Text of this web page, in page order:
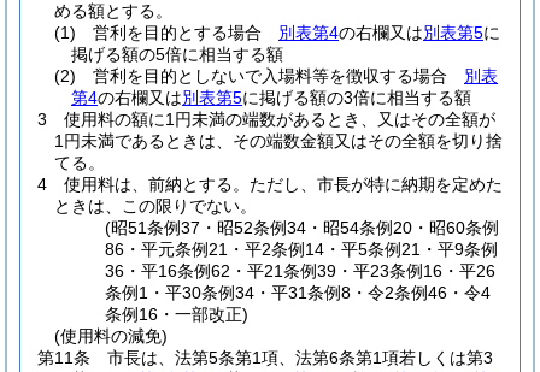
める額とする。
(1)
営利を目的とする場合 別表第4の右欄又は別表第5に
掲げる額の5倍に相当する額
(2)
営利を目的としないで入場料等を徴収する場合 別表
第4の右欄又は別表第5に掲げる額の3倍に相当する額
3
使用料の額に1円未満の端数があるとき、又はその全額が
1円未満であるときは、その端数金額又はその全額を切り捨
てる。
4
使用料は、前納とする。 ただし、市長が特に納期を定めた
ときは、この限りでない。
(昭51条例37・昭52条例34・昭54条例20・昭60条例
86・平元条例21・平2条例14・平5条例21・平9条例
36・平16条例62・平21条例39・平23条例16・平26
条例1・平30条例34・平31条例8・令2条例46・令4
条例16・一部改正)
(使用料の減免)
第11条
市長は、法第5条第1項、法第6条第1項若しくは第3